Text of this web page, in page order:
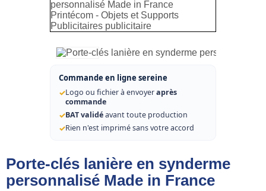
Commande en ligne sereine
✓Logo ou fichier à envoyeraprès
commande
✓BAT validéavant toute production
✓Rien n'est imprimé sans votre accord
Porte-clés lanière en synderme
personnalisé Made in France